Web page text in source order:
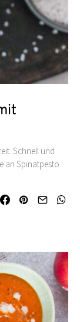
Schnell und
an Spinatpesto.